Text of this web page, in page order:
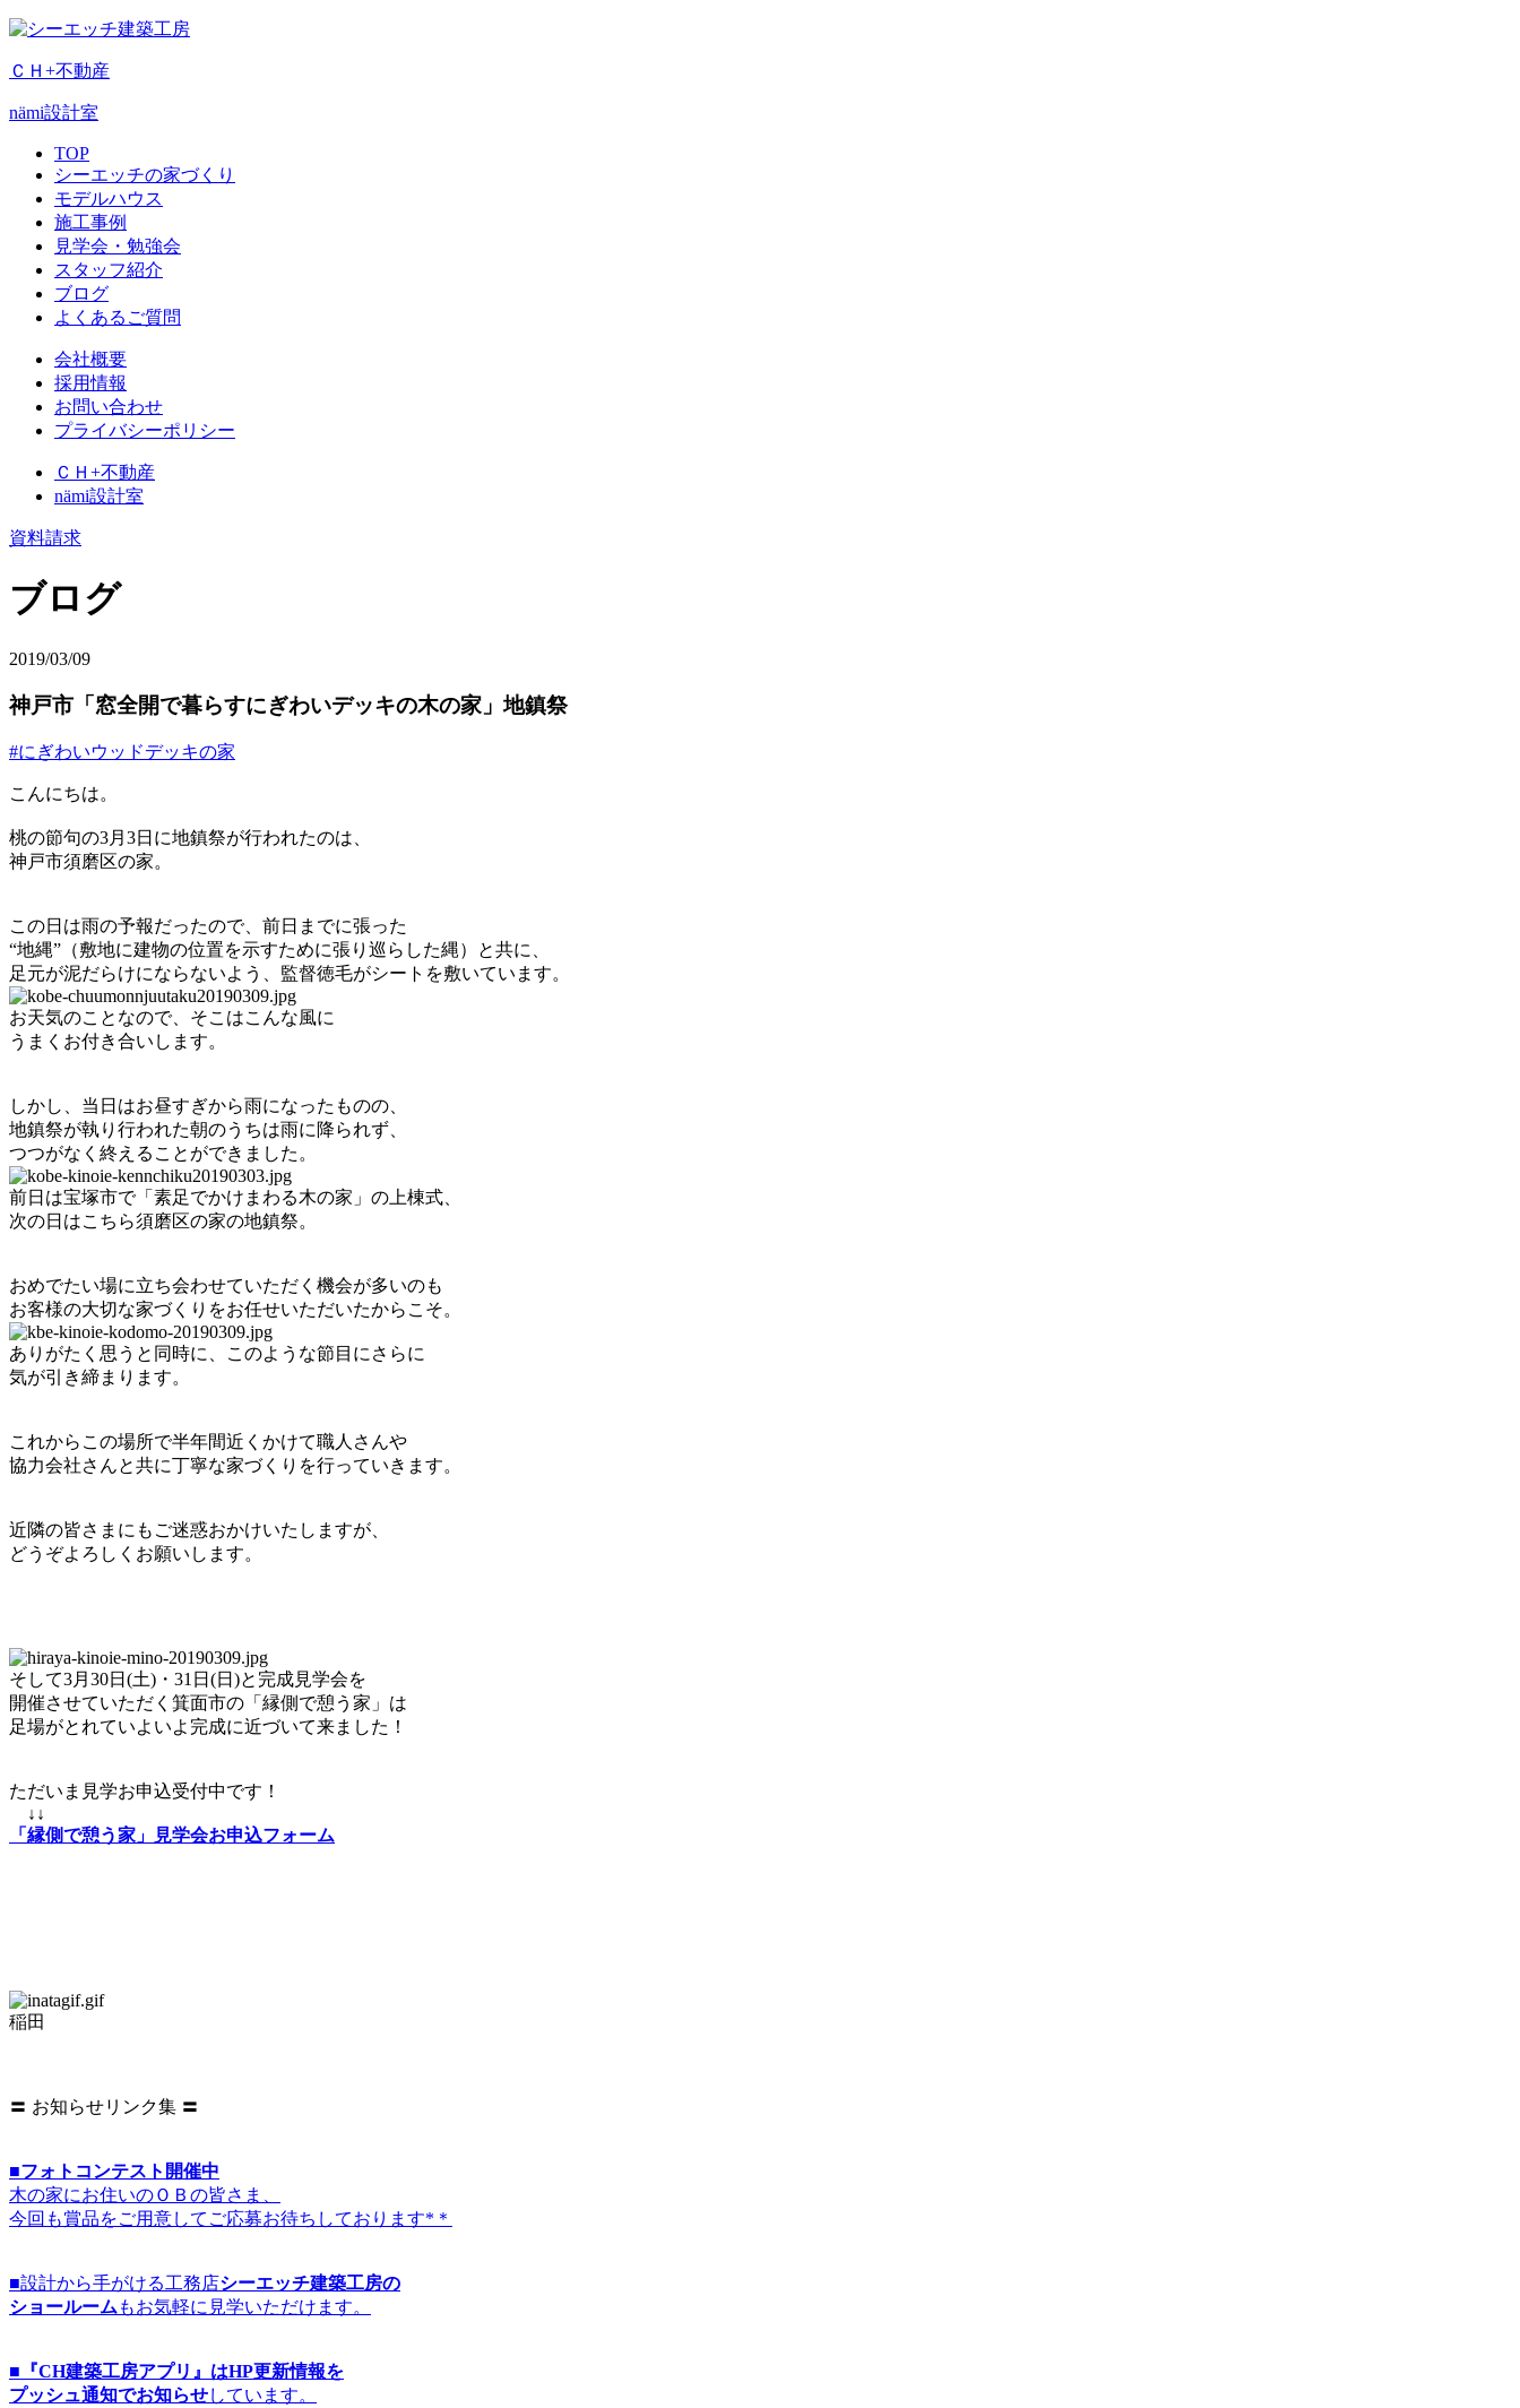
ＣＨ+不動産
nämi設計室
TOP
シーエッチの家づくり
モデルハウス
施工事例
見学会・勉強会
スタッフ紹介
ブログ
よくあるご質問
会社概要
採用情報
お問い合わせ
プライバシーポリシー
ＣＨ+不動産
nämi設計室
資料請求
ブログ
2019/03/09
神戸市「窓全開で暮らすにぎわいデッキの木の家」地鎮祭
#にぎわいウッドデッキの家
こんにちは。
桃の節句の3月3日に地鎮祭が行われたのは、
神戸市須磨区の家。
この日は雨の予報だったので、前日までに張った
“地縄”（敷地に建物の位置を示すために張り巡らした縄）と共に、
足元が泥だらけにならないよう、監督徳毛がシートを敷いています。
お天気のことなので、そこはこんな風に
うまくお付き合いします。
しかし、当日はお昼すぎから雨になったものの、
地鎮祭が執り行われた朝のうちは雨に降られず、
つつがなく終えることができました。
前日は宝塚市で「素足でかけまわる木の家」の上棟式、
次の日はこちら須磨区の家の地鎮祭。
おめでたい場に立ち会わせていただく機会が多いのも
お客様の大切な家づくりをお任せいただいたからこそ。
ありがたく思うと同時に、このような節目にさらに
気が引き締まります。
これからこの場所で半年間近くかけて職人さんや
協力会社さんと共に丁寧な家づくりを行っていきます。
近隣の皆さまにもご迷惑おかけいたしますが、
どうぞよろしくお願いします。
そして3月30日(土)・31日(日)と完成見学会を
開催させていただく箕面市の「縁側で憩う家」は
足場がとれていよいよ完成に近づいて来ました！
ただいま見学お申込受付中です！
↓↓
「縁側で憩う家」見学会お申込フォーム
稲田
〓 お知らせリンク集 〓
■フォトコンテスト開催中
木の家にお住いのＯＢの皆さま、
今回も賞品をご用意してご応募お待ちしております*＊
■設計から手がける工務店シーエッチ建築工房の
ショールーム もお気軽に見学いただけます。
■『CH建築工房アプリ』はHP更新情報を
プッシュ通知でお知らせしています。